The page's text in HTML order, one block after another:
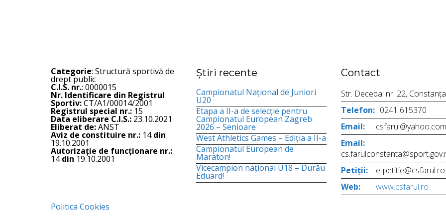
Categorie: Structură sportivă de
drept public
C.I.S. nr.: 0000015
Nr. Identificare din Registrul
Sportiv:CT/A1/00014/2001
Registrul special nr.: 15
Data eliberare C.I.S.: 23.10.2021
Eliberat de:ANST
Aviz de constituire nr.: 14din
19.10.2001
Autorizație de funcționare nr.:
14din 19.10.2001
Politica Cookies
Știri recente
Campionatul Național de Juniori
U20
Etapa a II-a de selecție pentru
Campionatul European Zagreb
2026 – Senioare
West Athletics Games – Ediția a II-a
Campionatul European de
Maraton!
Vicecampion național U18 – Durău
Eduard!
Contact
Str. Decebal nr. 22, Constanța
Telefon: 0241 615370
Email:
csfarul@yahoo.com
Email:
Petiții:
e-petitie@csfarul.ro
Web:
www.csfarul.ro